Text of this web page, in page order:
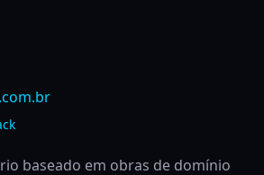
baseado em obras de domínio